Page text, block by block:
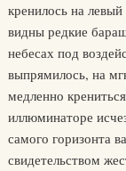
кренилось на
видны редкие
небесах под
выпрямилось, на
медленно
иллюминаторе
самого горизонта
свидетельством